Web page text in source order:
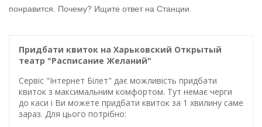
понравится. Почему? Ищите ответ на Станции.
Придбати квиток на Харьковский Открытый
театр "Расписание Желаний"
Сервіс "Інтернет Білет" дає можливість придбати
квиток з максимальним комфортом. Тут немає черги
до каси і Ви можете придбати квиток за 1 хвилину саме
зараз. Для цього потрібно: